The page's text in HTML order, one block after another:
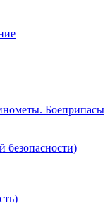
Боеприпасы
безопасности)